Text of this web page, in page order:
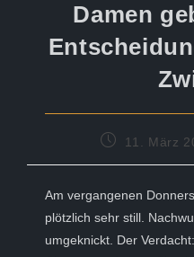
Damen
Beitrag11. März
Am vergangenen
plötzlich sehr still.
umgeknickt. Der